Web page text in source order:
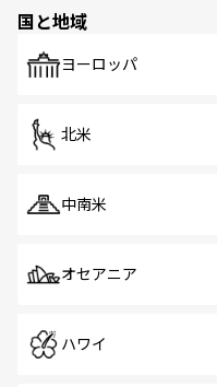
で、ホーカーズ
国と地域
ヨーロッパ
北米
中南米
オセアニア
ハワイ